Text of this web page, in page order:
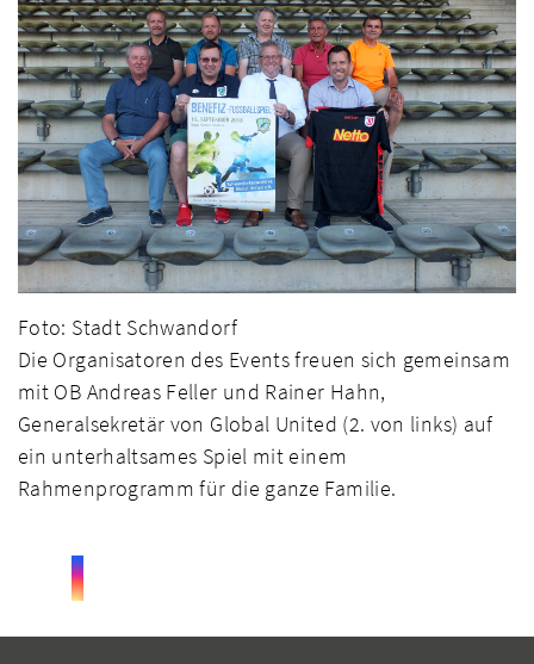
Foto: Stadt Schwandorf
Die Organisatoren des Events freuen sich gemeinsam
mit OB Andreas Feller und Rainer Hahn,
Generalsekretär von Global United (2. von links) auf
ein unterhaltsames Spiel mit einem
Rahmenprogramm für die ganze Familie.